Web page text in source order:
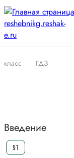
класс ГДЗ
Введение
§1